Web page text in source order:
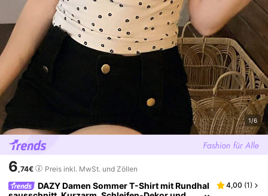
1/6
6,74€ Preis inkl. MwSt. und Zöllen
DAZY Damen Sommer T-Shirt mit Rundhal
4,00 (1)